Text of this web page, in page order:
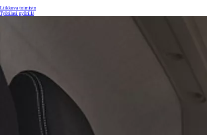
Liikkuva toimisto
Työtilasi pyörillä